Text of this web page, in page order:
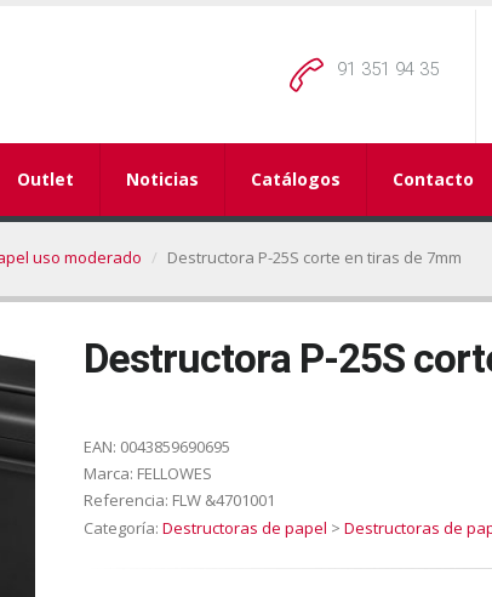
91 351 94 35
Outlet Noticias Catálogos Contacto
uso moderado Destructora P-25S corte en tiras de 7mm
Destructora P-25S
EAN: 0043859690695
Marca: FELLOWES
Referencia: FLW &4701001
Categoría: Destructoras de papel > Destructoras de